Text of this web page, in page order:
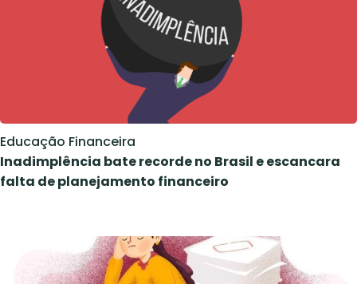
Educação Financeira
Inadimplência bate recorde no Brasil e escancara
falta de planejamento financeiro